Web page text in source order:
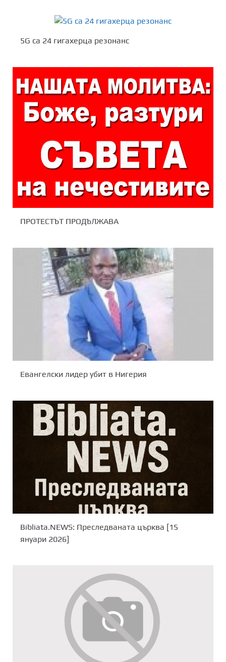
5G са 24 гигахерца резонанс
ПРОТЕСТЪТ ПРОДЪЛЖАВА
Евангелски лидер убит в Нигерия
Bibliata.NEWS: Преследваната църква [15
януари 2026]